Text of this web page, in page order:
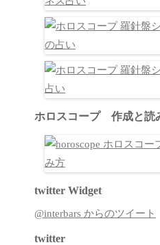
ホロスコープ 作成と読
twitter Widget
@interbars からのツイート
twitter